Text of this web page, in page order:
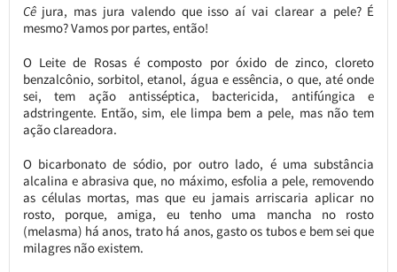
Cêjura, mas jura valendo que isso aí vai clarear a pele? É
mesmo? Vamos por partes, então!
O Leite de Rosas é composto por óxido de zinco, cloreto
benzalcônio, sorbitol, etanol, água e essência, o que, até onde
sei, tem ação antisséptica, bactericida, antifúngica e
adstringente. Então, sim, ele limpa bem a pele, mas não tem
ação clareadora.
O bicarbonato de sódio, por outro lado, é uma substância
alcalina e abrasiva que, no máximo, esfolia a pele, removendo
as células mortas, mas que eu jamais arriscaria aplicar no
rosto, porque, amiga, eu tenho uma mancha no rosto
(melasma) há anos, trato há anos, gasto os tubos e bem sei que
milagres não existem.